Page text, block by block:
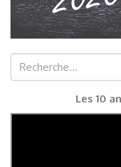
Rechercher :
Les 10